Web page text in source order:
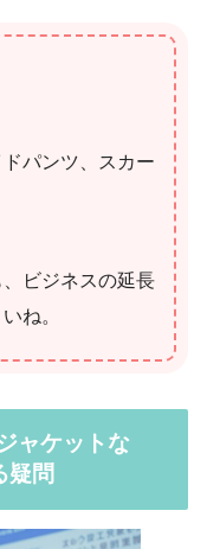
パンツ、スカー
ビジネスの延長
ね。
ャケットな
疑問